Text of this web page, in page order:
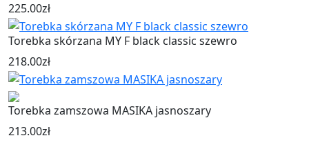
225.00zł
Torebka skórzana MY F black classic szewro
218.00zł
Torebka zamszowa MASIKA jasnoszary
213.00zł